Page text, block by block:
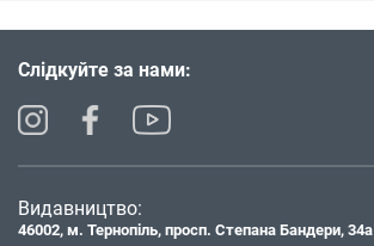
Слідкуйте за нами:
Видавництво:
46002, м. Тернопіль, просп. Степана Бандери, 34а